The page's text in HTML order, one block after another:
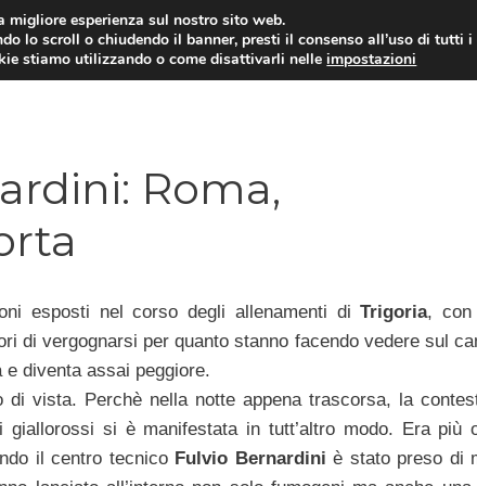
CALCIOMERCATO CAMPIONATO
Roma,
esposti nel corso degli allenamenti di Trigoria, con
di vergognarsi per quanto stanno facendo vedere sul
e diventa assai peggiore.
di vista. Perchè nella notte appena trascorsa, la
giallorossi si è manifestata in tutt’altro modo. Era più
il centro tecnico Fulvio Bernardiniè stato preso di
esperienza sul nostro sito web.
lo scroll o chiudendo il banner, presti il consenso all’uso di tutti i
stiamo utilizzando o come disattivarli nelleimpostazioni